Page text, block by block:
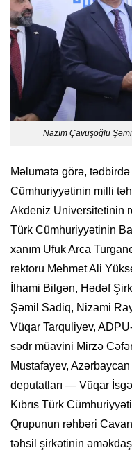
Nazım Çavuşoğlu
Məlumata görə, tədbirdə
Cümhuriyyətinin milli
Akdeniz Universitetinin
Türk Cümhuriyyətinin
xanım Ufuk Arca
rektoru Mehmet Ali
İlhami Bilgən, Hədəf
Şəmil Sadiq, Nizami
Vüqar Tarquliyev,
sədr müavini Mirzə
Mustafayev,
deputatları — Vüqar
Kıbrıs Türk
Qrupunun rəhbəri
təhsil şirkətinin